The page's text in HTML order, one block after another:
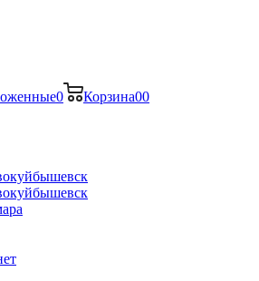
0 Корзина00